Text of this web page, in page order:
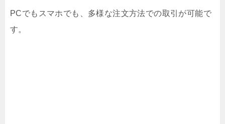
PCでもスマホでも、多様な注文方法での取引が可能で
す。